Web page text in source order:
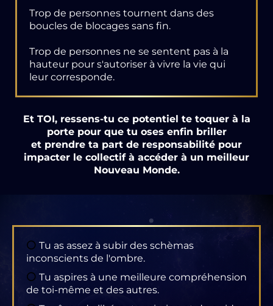
Trop de personnes tournent dans des
boucles de blocages sans fin.
Trop de personnes ne se sentent pas à la
hauteur pour s'autoriser à vivre la vie qui
leur corresponde.
Et TOI, ressens-tu ce potentiel te toquer à la
porte pour que tu oses enfin briller
et prendre ta part de responsabilité pour
impacter le collectif à accéder à un meilleur
Nouveau Monde.
⚪ Tu as assez à subir des schèmas
inconscients de l'ombre.
⚪ Tu aspires à une meilleure compréhension
de toi-même et des autres.